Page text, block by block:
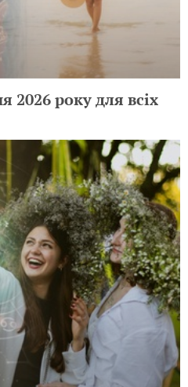
2026 року для всіх